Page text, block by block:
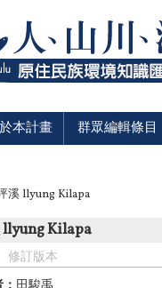
本計畫 群眾編輯條目
溪 llyung Kilapa
llyung Kilapa
標籤
中頁籤)
修訂版本